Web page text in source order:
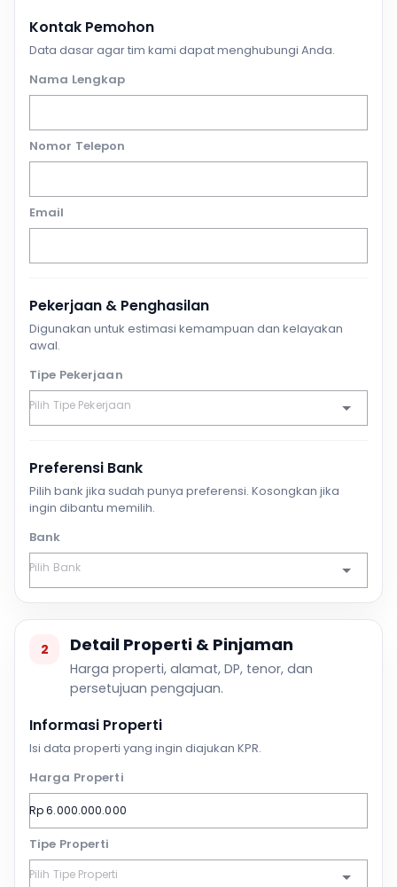
Kontak Pemohon
Data dasar agar tim kami dapat menghubungi Anda.
Nama Lengkap
Nomor Telepon
Email
Pekerjaan & Penghasilan
Digunakan untuk estimasi kemampuan dan kelayakan
awal.
Tipe Pekerjaan
Preferensi Bank
Pilih bank jika sudah punya preferensi. Kosongkan jika
ingin dibantu memilih.
Bank
2 Detail Properti & Pinjaman
Harga properti, alamat, DP, tenor, dan
persetujuan pengajuan.
Informasi Properti
Isi data properti yang ingin diajukan KPR.
Harga Properti
Tipe Properti